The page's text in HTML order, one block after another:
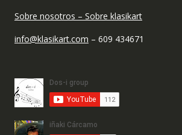
Sobre nosotros – Sobre klasikart
info@klasikart.com – 609 434671